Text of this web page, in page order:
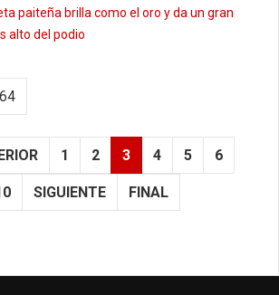
paiteña brilla como el oro y da un gran
alto del podio
1 2 3 4 5 6
SIGUIENTE FINAL